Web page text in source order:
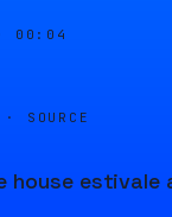
00:05
· SOURCE
house estivale